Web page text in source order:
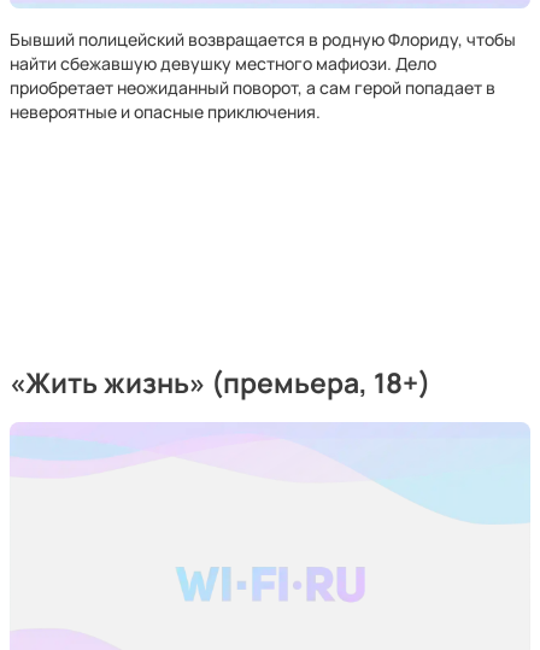
Бывший полицейский возвращается в родную Флориду, чтобы
найти сбежавшую девушку местного мафиози. Дело
приобретает неожиданный поворот, а сам герой попадает в
невероятные и опасные приключения.
«Жить жизнь» (премьера, 18+)